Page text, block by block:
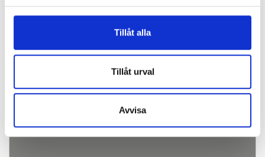
Tillåt alla
Tillåt urval
Avvisa
Hematologi